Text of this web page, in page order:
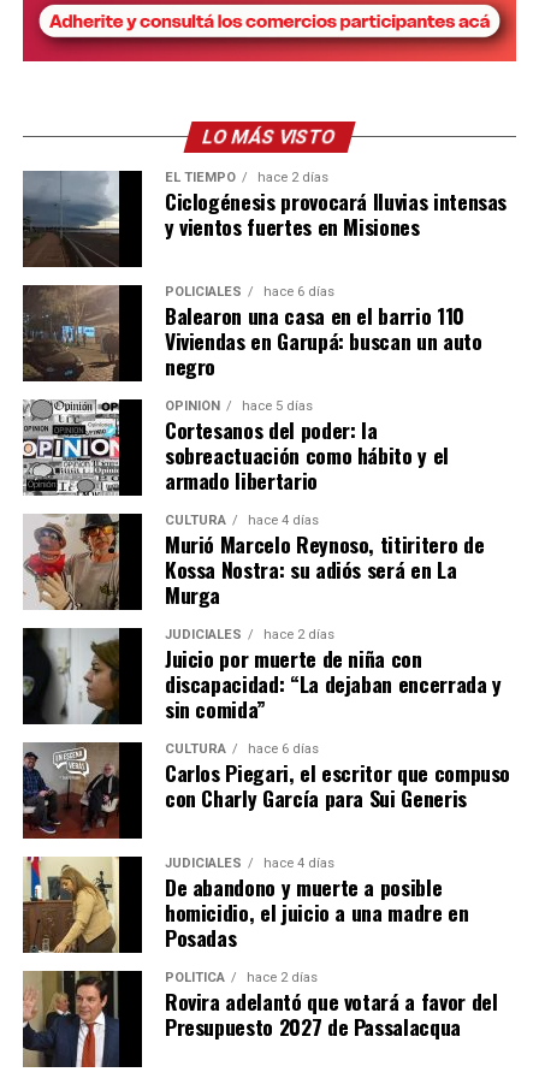
Además de las clases teóricas, los jóvenes ya
preparación de suelos.
Para Skölfman, que habitualmente se desempeña en
diseño y planificación, la experiencia tiene un valor
especial:
“Una cosa es diseñar una máquina en la computadora y
otra muy distinta es subirse a un tractor, sentir cómo
trabaja y entender en condiciones reales lo que uno
proyecta”.
Una fábrica misionera con proyección
internacional
La empresa Lory emplea actualmente a 17 personas,
entre personal administrativo, ingenieros de diseño y
operarios de producción.
La firma fabrica cosechadoras de yerba mate, té y
tabaco, además de implementos agrícolas como
desmalezadoras, fumigadoras, fertilizadoras y otros
equipos adaptados a las condiciones productivas de
Misiones.
Ante la caída de las ventas de maquinaria en los últimos
años, la empresa decidió diversificar su actividad
incorporando reparaciones, servicios de corte con
pantógrafo y trabajos de diseño para terceros.
“Nos abrimos un poco para no dejar sin trabajo a los
muchachos. Formar un operario lleva años y perder ese
capital humano sería un retroceso enorme”, afirmó
Lory.
LO MÁS VISTO
EL TIEMPO hace 2 días
Ciclogénesis provocará lluvias intensas
y vientos fuertes en Misiones
POLICIALES hace 6 días
Balearon una casa en el barrio 110
Viviendas en Garupá: buscan un auto
negro
OPINIÓN hace 5 días
Cortesanos del poder: la
sobreactuación como hábito y el
armado libertario
CULTURA hace 4 días
Murió Marcelo Reynoso, titiritero de
Kossa Nostra: su adiós será en La
Murga
JUDICIALES hace 2 días
Juicio por muerte de niña con
discapacidad: “La dejaban encerrada y
sin comida”
CULTURA hace 6 días
Carlos Piegari, el escritor que compuso
con Charly García para Sui Generis
JUDICIALES hace 4 días
De abandono y muerte a posible
homicidio, el juicio a una madre en
Posadas
POLÍTICA hace 2 días
Rovira adelantó que votará a favor del
Presupuesto 2027 de Passalacqua